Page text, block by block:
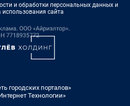
и обработки персональных данных и
использования сайта
городских порталов»
Технологии»